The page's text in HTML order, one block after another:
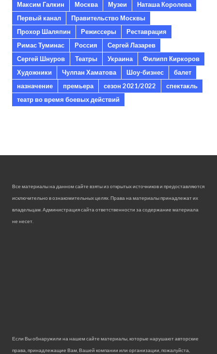
Максим Галкин
Москва Музеи
Наташа Королева
Первый канал
Правительство Москвы
Прохор Шаляпин
Режиссеры
Реставрация
Римас Туминас
Россия
Сергей Лазарев
Сергей Шнуров
Театры Украина
Филипп Киркоров
Художники
Чулпан Хаматова Шоу-бизнес
балет
назначение
премьера сезон 2021/2022
спектакль
театр во время боевых действий
Все материалы на данном сайте взяты из открытых источников и предоставляются
исключительно в ознакомительных целях. Права на материалы принадлежат их
владельцам. Администрация сайта ответственности за содержание материала
не несет.
Если Вы обнаружили на нашем сайте материалы, которые нарушают авторские
права, принадлежащие Вам, Вашей компании или организации, пожалуйста,